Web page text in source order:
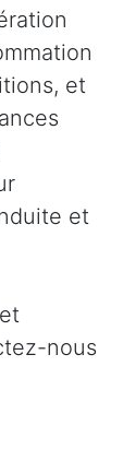
et
et
nous